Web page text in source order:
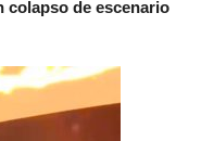
colapso de escenario